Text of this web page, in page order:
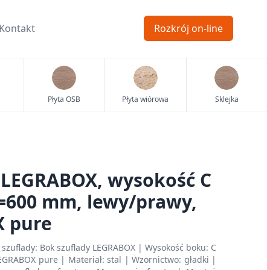
Kontakt Rozkrój on-line
Płyta OSB Płyta wiórowa Sklejka
wysokość C
mm, lewy/prawy,
pure
Bok szuflady LEGRABOX | Wysokość boku: C
pure | Materiał: stal | Wzornictwo: gładki |